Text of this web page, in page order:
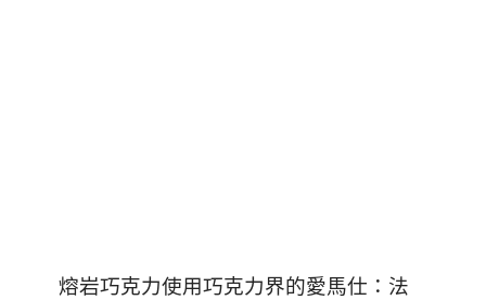
熔岩巧克力使用巧克力界的愛馬仕：法